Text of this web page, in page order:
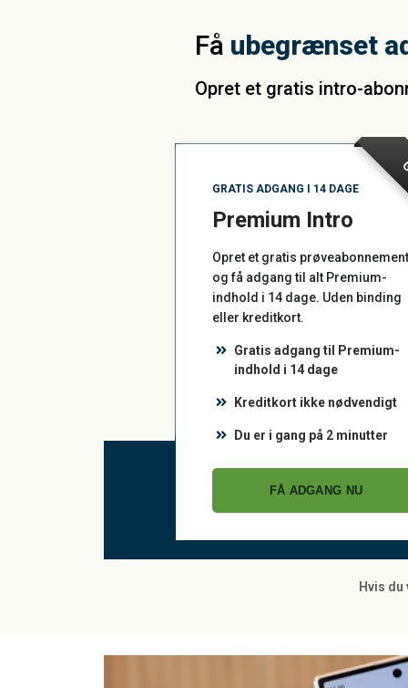
Få ubegrænset
Opret et gratis intro-
GRATIS ADGANG I 14 DAGE
Premium Intro
Opret et gratis prøveabonnement
og få adgang til alt Premium-
indhold i 14 dage. Uden binding
eller kreditkort.
Gratis adgang til Premium-
indhold i 14 dage
Kreditkort ikke nødvendigt
Du er i gang på 2 minutter
FÅ ADGANG NU
Hvis